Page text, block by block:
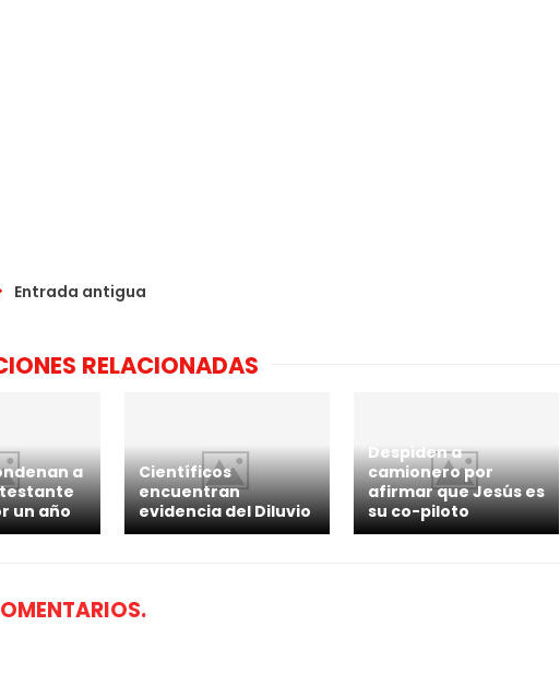
Entrada antigua
RELACIONADAS
a
un año
Científicos
encuentran
evidencia del Diluvio
Despiden a
camionero por
afirmar que Jesús es
su co-piloto